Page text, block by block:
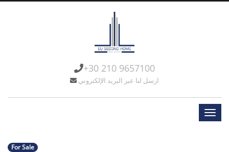
+30 210 9657100
ارسل لنا عبر البريد الإلكتروني
For Sale